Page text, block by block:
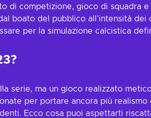
di competizione, gioco di squadra
boato del pubblico all’intensità
per la simulazione calcistica
serie, ma un gioco realizzato
per portare ancora più
Ecco cosa puoi aspettarti